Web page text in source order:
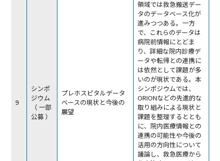
9
シンポ
ジウム
（ 一部
公募 ）
プレホスピタルデータ
ベースの現状と今後の
展望
領域では救急搬送デー
タのデータベース化が
進みつつある。一方
で、これらのデータは
病院前情報にとどま
り、詳細な院内診療デ
ータや転帰との連携に
は依然として課題が多
いのが現状である。本
シンポジウムでは、
ORIONなどの先進的な
取り組みによる現状と
課題を整理するととも
に、院内医療情報との
連携の可能性や今後の
活用の方向性について
議論し、救急医療から